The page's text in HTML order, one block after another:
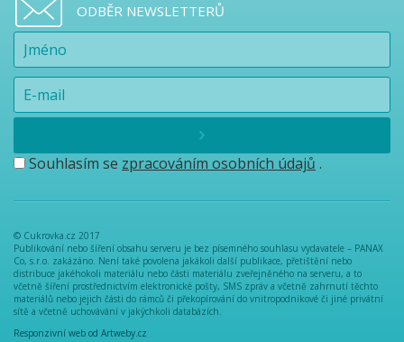
ODBĚR NEWSLETTERŮ
Souhlasím se zpracováním osobních údajů .
© Cukrovka.cz 2017
Publikování nebo šíření obsahu serveru je bez písemného souhlasu vydavatele – PANAX
Co, s.r.o. zakázáno. Není také povolena jakákoli další publikace, přetištění nebo
distribuce jakéhokoli materiálu nebo části materiálu zveřejněného na serveru, a to
včetně šíření prostřednictvím elektronické pošty, SMS zpráv a včetně zahrnutí těchto
materiálů nebo jejich části do rámců či překopírování do vnitropodnikové či jiné privátní
sítě a včetně uchovávání v jakýchkoli databázích.
Responzivní web od Artweby.cz